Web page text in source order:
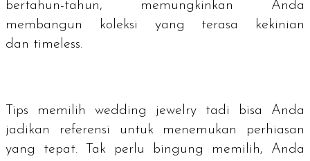
bertahun-tahun, memungkinkan Anda
membangun koleksi yang terasa kekinian
dan timeless.
Tips memilih wedding jewelry tadi bisa Anda
jadikan referensi untuk menemukan perhiasan
yang tepat. Tak perlu bingung memilih, Anda